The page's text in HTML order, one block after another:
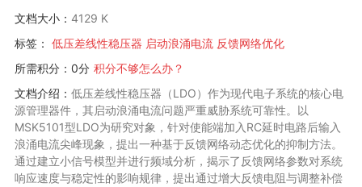
文档大小：4129 K
标签：
低压差线性稳压器 启动浪涌电流 反馈网络优化
所需积分：0分 积分不够怎么办？
文档介绍：低压差线性稳压器（LDO）作为现代电子系统的核心电
源管理器件，其启动浪涌电流问题严重威胁系统可靠性。以
MSK5101型LDO为研究对象，针对使能端加入RC延时电路后输入
浪涌电流尖峰现象，提出一种基于反馈网络动态优化的抑制方法。
通过建立小信号模型并进行频域分析，揭示了反馈网络参数对系统
响应速度与稳定性的影响规律，提出通过增大反馈电阻与调整补偿